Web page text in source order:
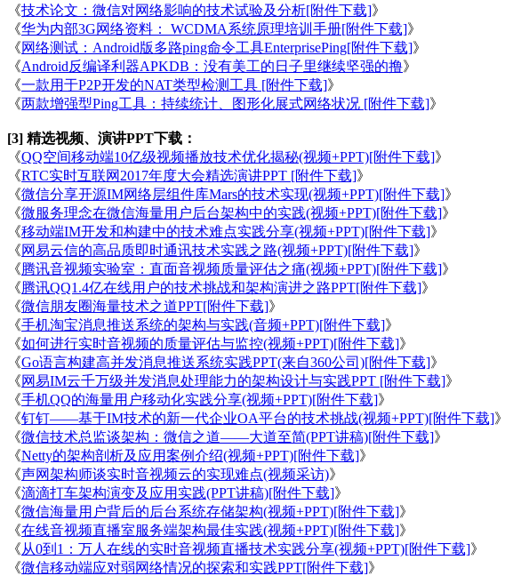
《技术论文：微信对网络影响的技术试验及分析[附件下载]》
《华为内部3G网络资料： WCDMA系统原理培训手册[附件下载]》
《网络测试：Android版多路ping命令工具EnterprisePing[附件下载]》
《Android反编译利器APKDB：没有美工的日子里继续坚强的撸》
《一款用于P2P开发的NAT类型检测工具 [附件下载]》
《两款增强型Ping工具：持续统计、图形化展式网络状况 [附件下载]》
[3] 精选视频、演讲PPT下载：
《QQ空间移动端10亿级视频播放技术优化揭秘(视频+PPT)[附件下载]》
《RTC实时互联网2017年度大会精选演讲PPT [附件下载]》
《微信分享开源IM网络层组件库Mars的技术实现(视频+PPT)[附件下载]》
《微服务理念在微信海量用户后台架构中的实践(视频+PPT)[附件下载]》
《移动端IM开发和构建中的技术难点实践分享(视频+PPT)[附件下载]》
《网易云信的高品质即时通讯技术实践之路(视频+PPT)[附件下载]》
《腾讯音视频实验室：直面音视频质量评估之痛(视频+PPT)[附件下载]》
《腾讯QQ1.4亿在线用户的技术挑战和架构演进之路PPT[附件下载]》
《微信朋友圈海量技术之道PPT[附件下载]》
《手机淘宝消息推送系统的架构与实践(音频+PPT)[附件下载]》
《如何进行实时音视频的质量评估与监控(视频+PPT)[附件下载]》
《Go语言构建高并发消息推送系统实践PPT(来自360公司)[附件下载]》
《网易IM云千万级并发消息处理能力的架构设计与实践PPT [附件下载]》
《手机QQ的海量用户移动化实践分享(视频+PPT)[附件下载]》
《钉钉——基于IM技术的新一代企业OA平台的技术挑战(视频+PPT)[附件下载]》
《微信技术总监谈架构：微信之道——大道至简(PPT讲稿)[附件下载]》
《Netty的架构剖析及应用案例介绍(视频+PPT)[附件下载]》
《声网架构师谈实时音视频云的实现难点(视频采访)》
《滴滴打车架构演变及应用实践(PPT讲稿)[附件下载]》
《微信海量用户背后的后台系统存储架构(视频+PPT)[附件下载]》
《在线音视频直播室服务端架构最佳实践(视频+PPT)[附件下载]》
《从0到1：万人在线的实时音视频直播技术实践分享(视频+PPT)[附件下载]》
《微信移动端应对弱网络情况的探索和实践PPT[附件下载]》